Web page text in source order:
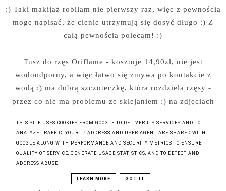
:) Taki makijaż robiłam nie pierwszy raz, więc z pewnością
mogę napisać, że cienie utrzymują się dosyć długo :) Z
całą pewnością polecam! :)
Tusz do rzęs Oriflame - kosztuje 14,90zł, nie jest
wodoodporny, a więc łatwo się zmywa po kontakcie z
wodą :) ma dobrą szczoteczkę, która rozdziela rzęsy -
przez co nie ma problemu ze sklejaniem :) na zdjęciach
widoczny [może to przez lampę błyskową].
Tusz do kresek Oriflame - to jeden z najlepszych jakie
miałam! Świetnie mi się z nim pracuje - można wykonać
bez trudu ładną kreskę :) kosztuje również 14,90zł :) po
THIS SITE USES COOKIES FROM GOOGLE TO DELIVER ITS SERVICES AND TO
ANALYZE TRAFFIC. YOUR IP ADDRESS AND USER-AGENT ARE SHARED WITH
GOOGLE ALONG WITH PERFORMANCE AND SECURITY METRICS TO ENSURE
QUALITY OF SERVICE, GENERATE USAGE STATISTICS, AND TO DETECT AND
ADDRESS ABUSE.
LEARN MORE GOT IT